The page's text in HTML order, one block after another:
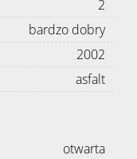
2
bardzo dobry
2002
asfalt
otwarta